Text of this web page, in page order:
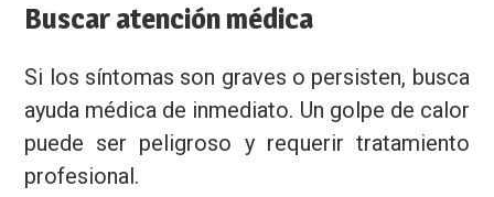
Buscar atención médica
Si los síntomas son graves o persisten, busca
ayuda médica de inmediato. Un golpe de calor
puede ser peligroso y requerir tratamiento
profesional.